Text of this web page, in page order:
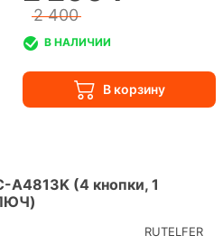
A4813K (4 кнопки, 1
RUTELFER
2 400
В НАЛИЧИИ